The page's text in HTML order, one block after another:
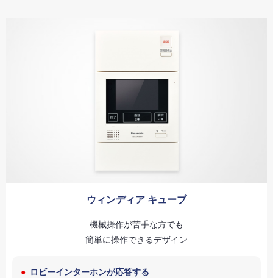
ウィンディア キューブ
機械操作が苦手な方でも
簡単に操作できるデザイン
ロビーインターホンが応答する